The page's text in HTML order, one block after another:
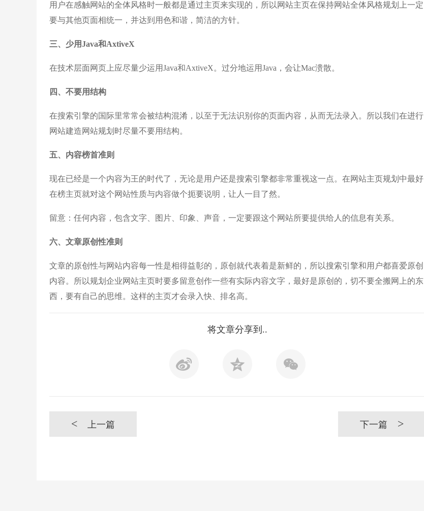
用户在感触网站的全体风格时一般都是通过主页来实现的，所以网站主页在保持网站全体风格规划上一定
要与其他页面相统一，并达到用色和谐，简洁的方针。
三、少用Java和AxtiveX
在技术层面网页上应尽量少运用Java和AxtiveX。过分地运用Java，会让Mac溃散。
四、不要用结构
在搜索引擎的国际里常常会被结构混淆，以至于无法识别你的页面内容，从而无法录入。所以我们在进行
网站建造网站规划时尽量不要用结构。
五、内容榜首准则
现在已经是一个内容为王的时代了，无论是用户还是搜索引擎都非常重视这一点。在网站主页规划中最好
在榜主页就对这个网站性质与内容做个扼要说明，让人一目了然。
留意：任何内容，包含文字、图片、印象、声音，一定要跟这个网站所要提供给人的信息有关系。
六、文章原创性准则
文章的原创性与网站内容每一性是相得益彰的，原创就代表着是新鲜的，所以搜索引擎和用户都喜爱原创
内容。所以规划企业网站主页时要多留意创作一些有实际内容文字，最好是原创的，切不要全搬网上的东
西，要有自己的思维。这样的主页才会录入快、排名高。
将文章分享到..
< 上一篇 下一篇 >